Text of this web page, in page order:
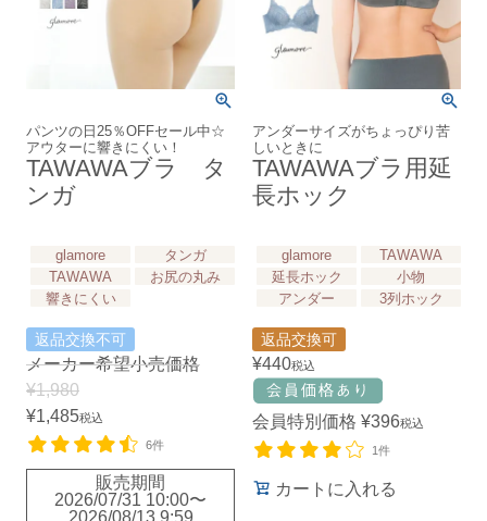
パンツの日25％OFFセール中☆
アウターに響きにくい！
TAWAWAブラ タ
ンガ
glamore
タンガ
TAWAWA
お尻の丸み
響きにくい
返品交換不可
メーカー希望小売価格
¥1,980
¥1,485税込
6件
販売期間
2026/07/31 10:00〜
アンダーサイズがちょっぴり苦
しいときに
TAWAWAブラ用延
長ホック
glamore
TAWAWA
延長ホック
小物
アンダー
3列ホック
返品交換可
¥440税込
会員特別価格 ¥396税込
1件
カートに入れる